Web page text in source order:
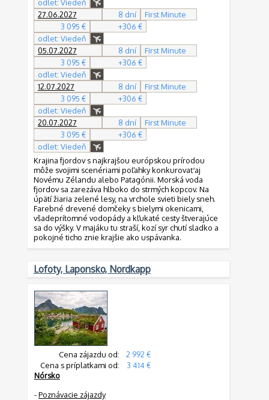
odlet: Viedeň
27.06.2027
8 dní
First Minute
3 095 €
+306 €
odlet: Viedeň
05.07.2027
8 dní
First Minute
3 095 €
+306 €
odlet: Viedeň
12.07.2027
8 dní
First Minute
3 095 €
+306 €
odlet: Viedeň
20.07.2027
8 dní
First Minute
3 095 €
+306 €
odlet: Viedeň
Krajina fjordov s najkrajšou európskou prírodou
môže svojimi scenériami poľahky konkurovať aj
Novému Zélandu alebo Patagónii. Morská voda
fjordov sa zarezáva hlboko do strmých kopcov. Na
úpätí žiaria zelené lesy, na vrchole svieti biely sneh.
Farebné drevené domčeky s bielymi okenicami,
všadeprítomné vodopády a kľukaté cesty štverajúce
sa do výšky. V majáku tu straší, kozí syr chutí sladko a
pokojné ticho znie krajšie ako uspávanka.
Lofoty, Laponsko, Nordkapp
Cena zájazdu od:
2 992 €
Cena s príplatkami od:
3 414 €
Nórsko
-Poznávacie zájazdy